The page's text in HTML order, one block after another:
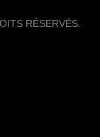
RÉSERVÉS.